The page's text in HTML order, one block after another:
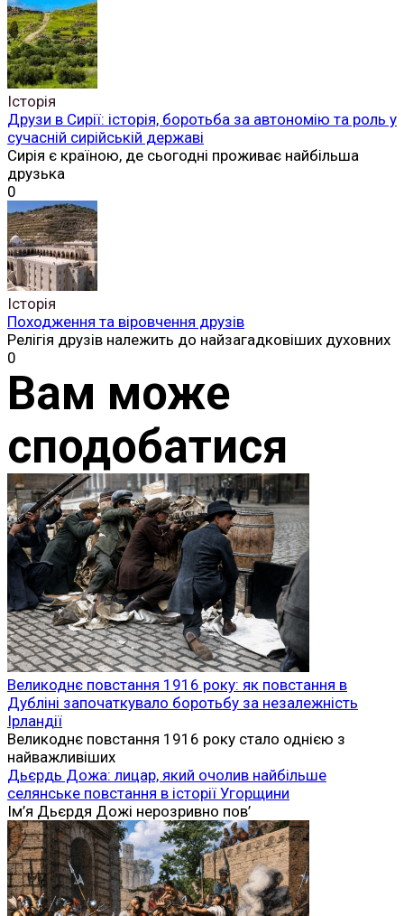
Історія
Друзи в Сирії: історія, боротьба за автономію та роль у
сучасній сирійській державі
Сирія є країною, де сьогодні проживає найбільша
друзька
0
Історія
Походження та віровчення друзів
Релігія друзів належить до найзагадковіших духовних
0
Вам може
сподобатися
Великоднє повстання 1916 року: як повстання в
Дубліні започаткувало боротьбу за незалежність
Ірландії
Великоднє повстання 1916 року стало однією з
найважливіших
Дьєрдь Дожа: лицар, який очолив найбільше
селянське повстання в історії Угорщини
Ім’я Дьєрдя Дожі нерозривно пов’